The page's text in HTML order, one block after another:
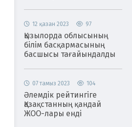
12 қазан 2023 97
Қызылорда облысының
білім басқармасының
басшысы тағайындалды
07 тамыз 2023 104
Әлемдік рейтингіге
Қазақстанның қандай
ЖОО-лары енді